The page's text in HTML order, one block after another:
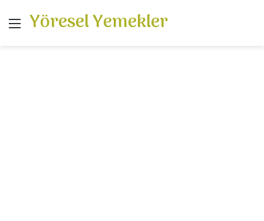
Menü
Yöresel Yemekler